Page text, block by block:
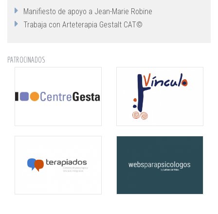
Manifiesto de apoyo a Jean-Marie Robine
Trabaja con Arteterapia Gestalt CAT©
PATROCINADOS